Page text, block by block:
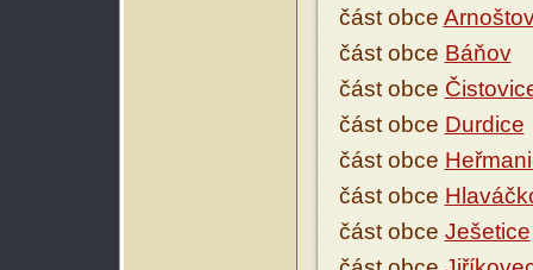
část obce
část obce Báňov
část obce
část obce Durdice
část obce
část obce
část obce Ješetice